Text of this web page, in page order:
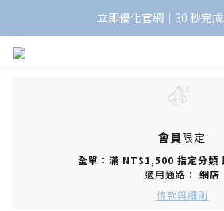
立即優化官網｜30 秒完
會員限定
全單：滿 NT$1,500 指定分類
適用通路： 網店
條款與細則